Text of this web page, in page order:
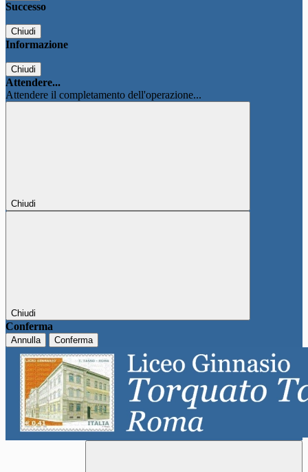
Successo
Chiudi
Informazione
Chiudi
Attendere...
Attendere il completamento dell'operazione...
Chiudi
Chiudi
Conferma
Annulla Conferma